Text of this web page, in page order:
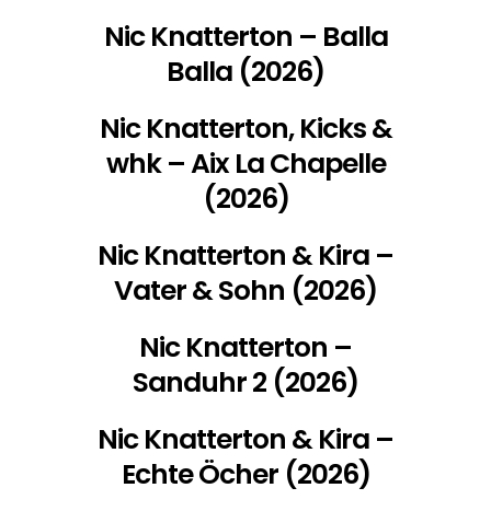
Nic Knatterton – Balla
Balla (2026)
Nic Knatterton, Kicks &
whk – Aix La Chapelle
(2026)
Nic Knatterton & Kira –
Vater & Sohn (2026)
Nic Knatterton –
Sanduhr 2 (2026)
Nic Knatterton & Kira –
Echte Öcher (2026)